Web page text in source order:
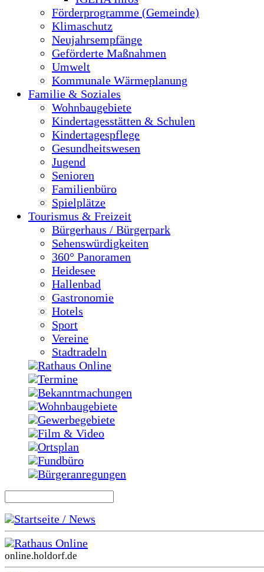
Förderprogramme (Gemeinde)
Klimaschutz
Neujahrsempfänge
Geförderte Maßnahmen
Umwelt
Kommunale Wärmeplanung
Familie & Soziales
Wohnbaugebiete
Kindertagesstätten & Schulen
Kindertagespflege
Gesundheitswesen
Jugend
Senioren
Familienbüro
Spielplätze
Tourismus & Freizeit
Bürgerhaus / Bürgerpark
Sehenswürdigkeiten
360° Panoramen
Heidesee
Hallenbad
Gastronomie
Hotels
Sport
Vereine
Stadtradeln
Rathaus Online
Termine
Bekanntmachungen
Wohnbaugebiete
Gewerbegebiete
Film & Video
Ortsplan
Fundbüro
Bürgeranregungen
Startseite / News
Rathaus Online
online.holdorf.de